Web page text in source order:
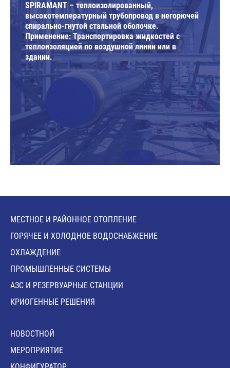
SPIRAMANT – теплоизолированный,
высокотемпературный трубопровод в негорючей
спирально-гнутой стальной оболочке.
Применение: Транспортировка жидкостей с
теплоизоляцией по воздушной линии или в
здании.
МЕСТНОЕ И РАЙОННОЕ ОТОПЛЕНИЕ
ГОРЯЧЕЕ И ХОЛОДНОЕ ВОДОСНАБЖЕНИЕ
ОХЛАЖДЕНИЕ
ПРОМЫШЛЕННЫЕ СИСТЕМЫ
АЗС И РЕЗЕРВУАРНЫЕ СТАНЦИИ
КРИОГЕННЫЕ РЕШЕНИЯ
HОВОСТНОЙ
MЕРОПРИЯТИЕ